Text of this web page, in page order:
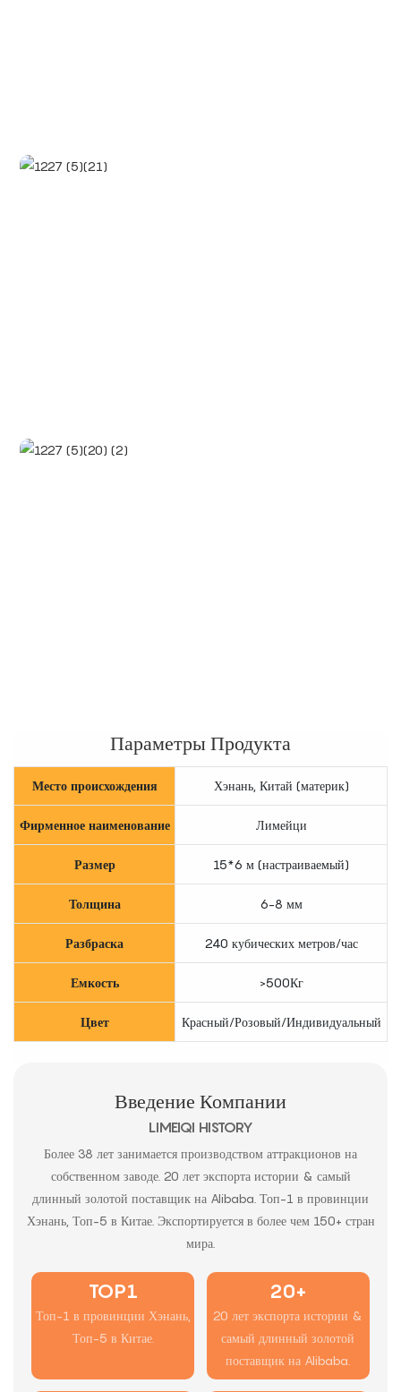
Параметры Продукта
Место происхождения Хэнань, Китай (материк)
Фирменное наименование Лимейци
Размер 15*6 м (настраиваемый)
Толщина 6-8 мм
Разбраска 240 кубических метров/час
Емкость >500Кг
Цвет Красный/Розовый/Индивидуальный
Введение Компании
LIMEIQI HISTORY
Более 38 лет занимается производством аттракционов на
собственном заводе. 20 лет экспорта истории & самый
длинный золотой поставщик на Alibaba. Топ-1 в провинции
Хэнань, Топ-5 в Китае. Экспортируется в более чем 150+ стран
мира.
TOP1
Топ-1 в провинции Хэнань,
Топ-5 в Китае.
20+
20 лет экспорта истории &
самый длинный золотой
поставщик на Alibaba.